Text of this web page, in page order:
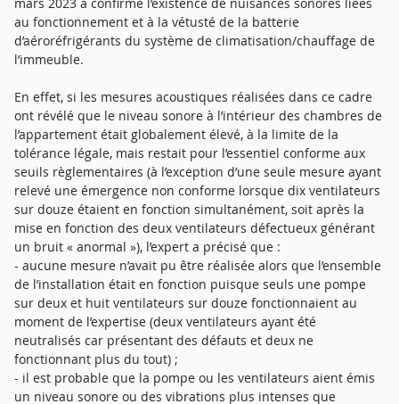
au fonctionnement et à la vétusté de la batterie
d’aéroréfrigérants du système de climatisation/chauffage de
l’immeuble.
En effet, si les mesures acoustiques réalisées dans ce cadre
ont révélé que le niveau sonore à l’intérieur des chambres de
l’appartement était globalement élevé, à la limite de la
tolérance légale, mais restait pour l’essentiel conforme aux
seuils règlementaires (à l’exception d’une seule mesure ayant
relevé une émergence non conforme lorsque dix ventilateurs
sur douze étaient en fonction simultanément, soit après la
mise en fonction des deux ventilateurs défectueux générant
un bruit « anormal »), l’expert a précisé que :
- aucune mesure n’avait pu être réalisée alors que l’ensemble
de l’installation était en fonction puisque seuls une pompe
sur deux et huit ventilateurs sur douze fonctionnaient au
moment de l’expertise (deux ventilateurs ayant été
neutralisés car présentant des défauts et deux ne
fonctionnant plus du tout) ;
- il est probable que la pompe ou les ventilateurs aient émis
un niveau sonore ou des vibrations plus intenses que